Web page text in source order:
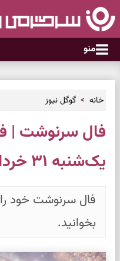
منو
خانه گوگل نیوز
فال سرنوشت |
یک‌شنبه ۳۱ خرداد ۱۴۰۵
فال سرنوشت خود
بخوانید.